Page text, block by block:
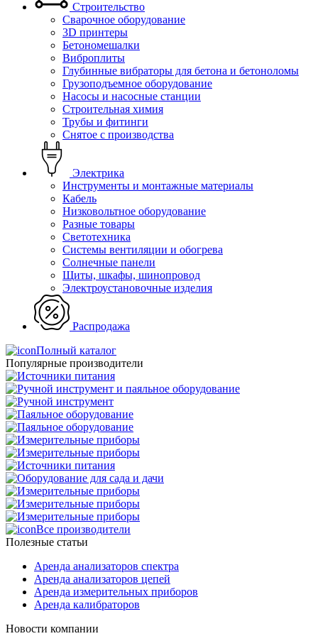
Строительство
Сварочное оборудование
3D принтеры
Бетономешалки
Виброплиты
Глубинные вибраторы для бетона и бетоноломы
Грузоподъемное оборудование
Насосы и насосные станции
Строительная химия
Трубы и фитинги
Снятое с производства
Электрика
Инструменты и монтажные материалы
Кабель
Низковольтное оборудование
Разные товары
Светотехника
Системы вентиляции и обогрева
Солнечные панели
Щиты, шкафы, шинопровод
Электроустановочные изделия
Распродажа
Полный каталог
Популярные производители
Все производители
Полезные статьи
Аренда анализаторов спектра
Аренда анализаторов цепей
Аренда измерительных приборов
Аренда калибраторов
Новости компании